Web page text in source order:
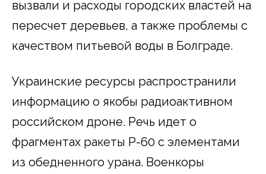
вызвали и расходы городских властей на
пересчет деревьев, а также проблемы с
качеством питьевой воды в Болграде.
Украинские ресурсы распространили
информацию о якобы радиоактивном
российском дроне. Речь идет о
фрагментах ракеты Р-60 с элементами
из обедненного урана. Военкоры